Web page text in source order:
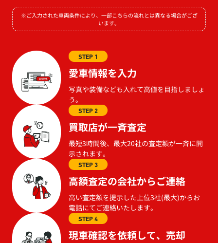
※ご入力された車両条件により、一部こちらの流れとは異なる場合がござ
います。
STEP 1
愛車情報を入力
写真や装備なども入れて高値を目指しましょ
う。
STEP 2
買取店が一斉査定
最短3時間後、最大20社の査定額が一斉に開
示されます。
STEP 3
高額査定の会社からご連絡
高い査定額を提示した上位3社(最大)からお
電話にてご連絡いたします。
STEP 4
現車確認を依頼して、売却